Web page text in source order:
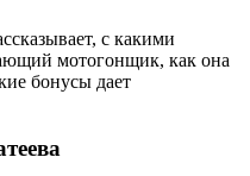
с какими
мотогонщик, как она
бонусы дает